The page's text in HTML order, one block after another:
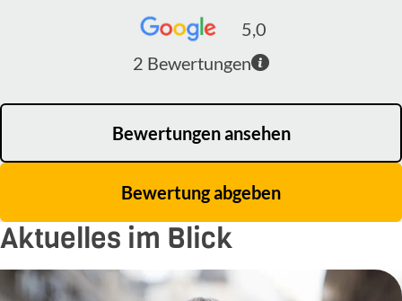
5,0
2 Bewertungen
Bewertungen ansehen
Bewertung abgeben
Aktuelles im Blick